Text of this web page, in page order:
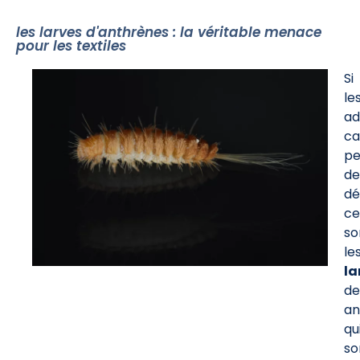
les larves d'anthrènes : la véritable menace
pour les textiles
Si
de
ce